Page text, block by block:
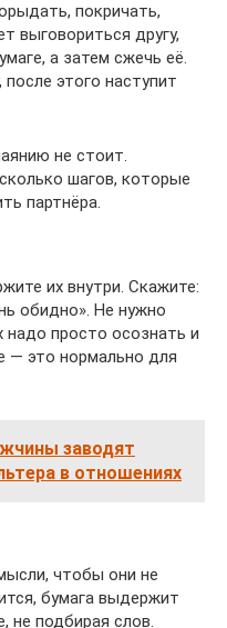
покричать,
выговориться другу,
а затем сжечь её.
этого наступит
не стоит.
шагов, которые
партнёра.
их внутри. Скажите:
обидно». Не нужно
надо просто осознать и
— это нормально для
заводят
в отношениях
чтобы они не
бумага выдержит
не подбирая слов.